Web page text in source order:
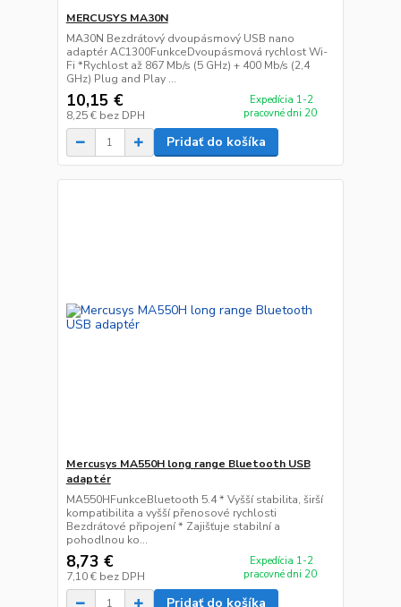
MERCUSYS MA30N
MA30N Bezdrátový dvoupásmový USB nano
adaptér AC1300FunkceDvoupásmová rychlost Wi-
Fi *Rychlost až 867 Mb/s (5 GHz) + 400 Mb/s (2,4
GHz) Plug and Play ...
10,15 €
8,25 € bez DPH
Expedícia 1-2
pracovné dni 20
Pridať do košíka
Mercusys MA550H long range Bluetooth USB
adaptér
MA550HFunkceBluetooth 5.4 * Vyšší stabilita, širší
kompatibilita a vyšší přenosové rychlosti
Bezdrátové připojení * Zajišťuje stabilní a
pohodlnou ko...
8,73 €
7,10 € bez DPH
Expedícia 1-2
pracovné dni 20
Pridať do košíka